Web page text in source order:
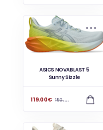
ASICS NOVABLAST 5
Sunny Sizzle
119.00€ 150.00